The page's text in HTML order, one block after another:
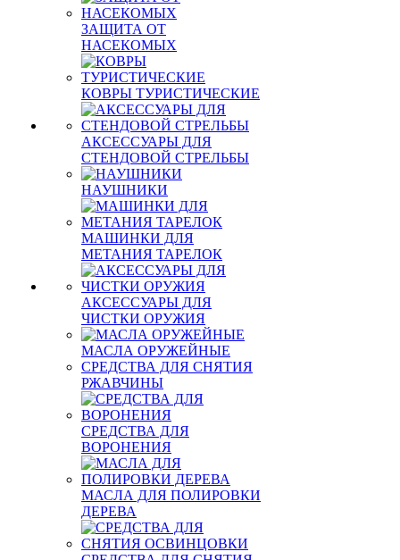
ЗАЩИТА ОТ
НАСЕКОМЫХ
КОВРЫ ТУРИСТИЧЕСКИЕ
АКСЕССУАРЫ ДЛЯ
СТЕНДОВОЙ СТРЕЛЬБЫ
НАУШНИКИ
МАШИНКИ ДЛЯ
МЕТАНИЯ ТАРЕЛОК
АКСЕССУАРЫ ДЛЯ
ЧИСТКИ ОРУЖИЯ
МАСЛА ОРУЖЕЙНЫЕ
СРЕДСТВА ДЛЯ СНЯТИЯ
РЖАВЧИНЫ
СРЕДСТВА ДЛЯ
ВОРОНЕНИЯ
МАСЛА ДЛЯ ПОЛИРОВКИ
ДЕРЕВА